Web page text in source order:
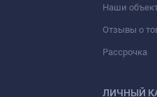
Наши
Отзывы о
Рассрочка
ЛИЧНЫЙ